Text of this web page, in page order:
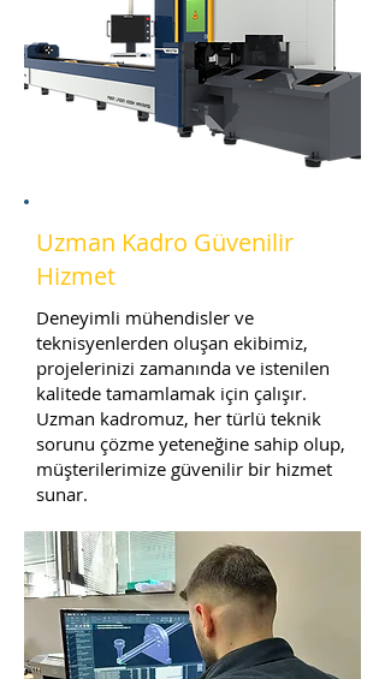
Uzman Kadro Güvenilir
Hizmet
Deneyimli mühendisler ve
teknisyenlerden oluşan ekibimiz,
projelerinizi zamanında ve istenilen
kalitede tamamlamak için çalışır.
Uzman kadromuz, her türlü teknik
sorunu çözme yeteneğine sahip olup,
müşterilerimize güvenilir bir hizmet
sunar.